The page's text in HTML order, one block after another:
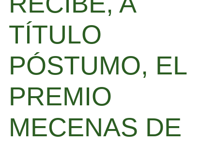
TÍTULO
PÓSTUMO, EL
PREMIO
MECENAS DE